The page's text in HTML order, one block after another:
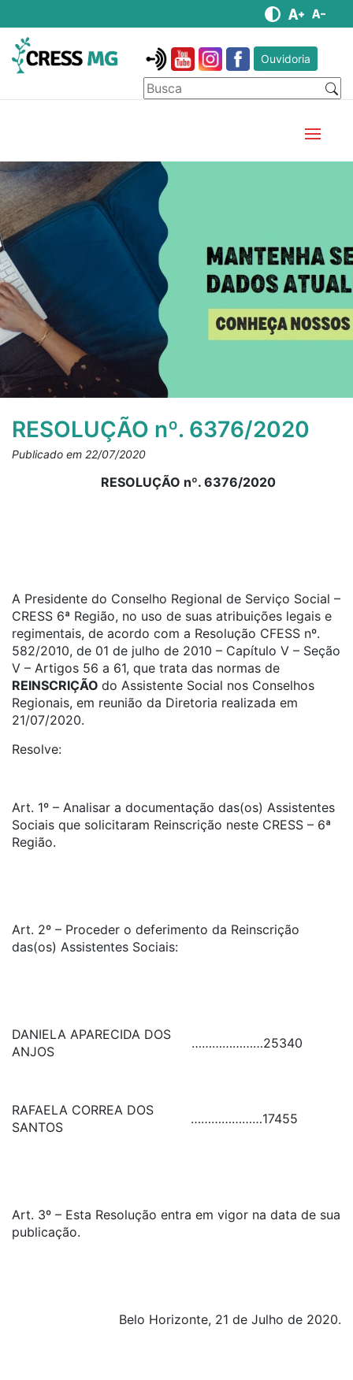
Ouvidoria
RESOLUÇÃO nº. 6376/2020
Publicado em 22/07/2020
RESOLUÇÃO nº. 6376/2020
A Presidente do Conselho Regional de Serviço Social –
CRESS 6ª Região, no uso de suas atribuições legais e
regimentais, de acordo com a Resolução CFESS nº.
582/2010, de 01 de julho de 2010 – Capítulo V – Seção
V – Artigos 56 a 61, que trata das normas de
REINSCRIÇÃO do Assistente Social nos Conselhos
Regionais, em reunião da Diretoria realizada em
21/07/2020.
Resolve:
Art. 1º – Analisar a documentação das(os) Assistentes
Sociais que solicitaram Reinscrição neste CRESS – 6ª
Região.
Art. 2º – Proceder o deferimento da Reinscrição
das(os) Assistentes Sociais:
DANIELA APARECIDA DOS
ANJOS
…………………25340
RAFAELA CORREA DOS
SANTOS
…………………17455
Art. 3º – Esta Resolução entra em vigor na data de sua
publicação.
Belo Horizonte, 21 de Julho de 2020.